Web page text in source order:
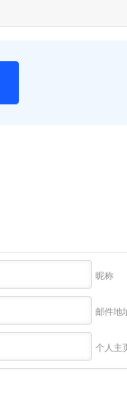
昵称
邮件地
个人主